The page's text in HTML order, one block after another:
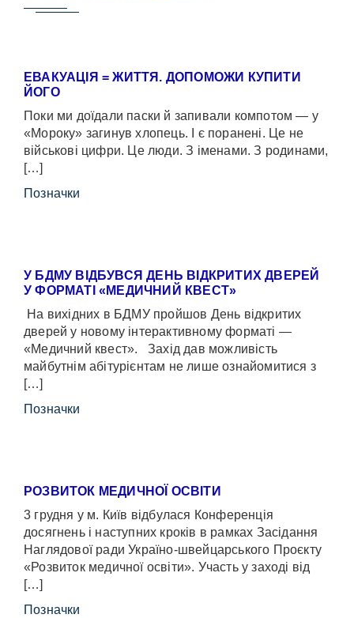
ЕВАКУАЦІЯ = ЖИТТЯ. ДОПОМОЖИ КУПИТИ
ЙОГО
Поки ми доїдали паски й запивали компотом — у
«Мороку» загинув хлопець. І є поранені. Це не
військові цифри. Це люди. З іменами. З родинами,
[…]
Позначки
У БДМУ ВІДБУВСЯ ДЕНЬ ВІДКРИТИХ ДВЕРЕЙ
У ФОРМАТІ «МЕДИЧНИЙ КВЕСТ»
На вихідних в БДМУ пройшов День відкритих
дверей у новому інтерактивному форматі —
«Медичний квест». Захід дав можливість
майбутнім абітурієнтам не лише ознайомитися з
[…]
Позначки
РОЗВИТОК МЕДИЧНОЇ ОСВІТИ
3 грудня у м. Київ відбулася Конференція
досягнень і наступних кроків в рамках Засідання
Наглядової ради Україно-швейцарського Проєкту
«Розвиток медичної освіти». Участь у заході від
[…]
Позначки